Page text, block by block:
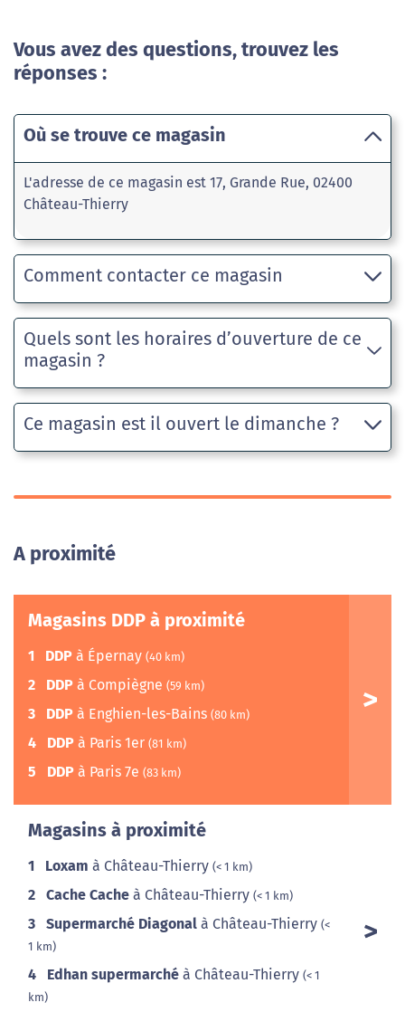
Vous avez des questions, trouvez les
réponses :
Où se trouve ce magasin
L'adresse de ce magasin est 17, Grande Rue, 02400
Château-Thierry
Comment contacter ce magasin
Quels sont les horaires d’ouverture de ce
magasin ?
Ce magasin est il ouvert le dimanche ?
A proximité
Magasins DDP à proximité
1 DDP à Épernay (40 km)
2 DDP à Compiègne (59 km)
3 DDP à Enghien-les-Bains (80 km)
4 DDP à Paris 1er (81 km)
5 DDP à Paris 7e (83 km)
Magasins à proximité
1 Loxam à Château-Thierry (< 1 km)
2 Cache Cache à Château-Thierry (< 1 km)
3 Supermarché Diagonal à Château-Thierry (<
1 km)
4 Edhan supermarché à Château-Thierry (< 1
km)